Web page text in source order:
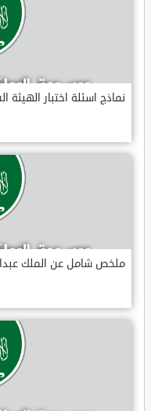
نماذج اسئلة اختبار
ملخص شامل عن الملك